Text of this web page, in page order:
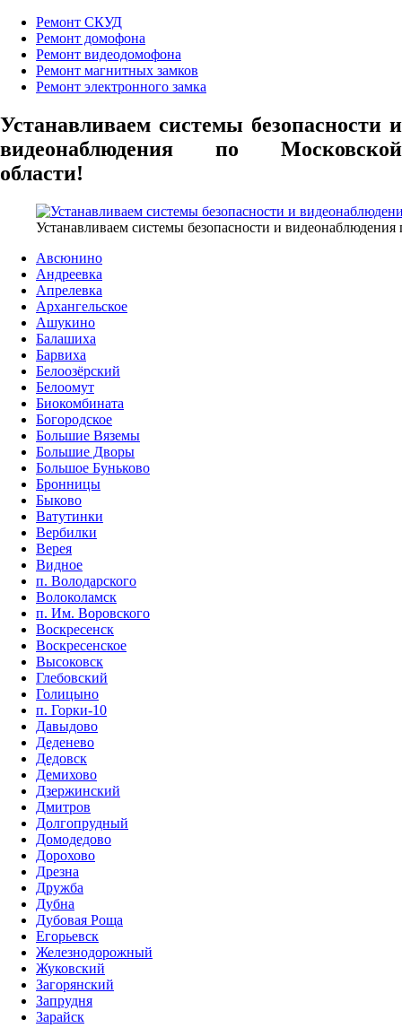
Ремонт СКУД
Ремонт домофона
Ремонт видеодомофона
Ремонт магнитных замков
Ремонт электронного замка
Устанавливаем системы безопасности и
видеонаблюдения по Московской
области!
Устанавливаем системы безопасности и
Авсюнино
Андреевка
Апрелевка
Архангельское
Ашукино
Балашиха
Барвиха
Белоозёрский
Белоомут
Биокомбината
Богородское
Большие Вяземы
Большие Дворы
Большое Буньково
Бронницы
Быково
Ватутинки
Вербилки
Верея
Видное
п. Володарского
Волоколамск
п. Им. Воровского
Воскресенск
Воскресенское
Высоковск
Глебовский
Голицыно
п. Горки-10
Давыдово
Деденево
Дедовск
Демихово
Дзержинский
Дмитров
Долгопрудный
Домодедово
Дорохово
Дрезна
Дружба
Дубна
Дубовая Роща
Егорьевск
Железнодорожный
Жуковский
Загорянский
Запрудня
Зарайск